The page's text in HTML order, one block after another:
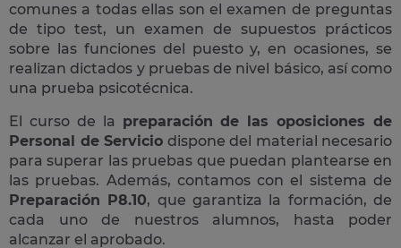
comunes a todas ellas son el examen de preguntas
de tipo test, un examen de supuestos prácticos
sobre las funciones del puesto y, en ocasiones, se
realizan dictados y pruebas de nivel básico, así como
una prueba psicotécnica.
El curso de la preparación de las oposiciones de
Personal de Servicio dispone del material necesario
para superar las pruebas que puedan plantearse en
las pruebas. Además, contamos con el sistema de
Preparación P8.10, que garantiza la formación, de
cada uno de nuestros alumnos, hasta poder
alcanzar el aprobado.